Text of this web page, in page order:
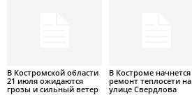
В Костромской области
21 июля ожидаются
грозы и сильный ветер
В Костроме начнется
ремонт теплосети на
улице Свердлова